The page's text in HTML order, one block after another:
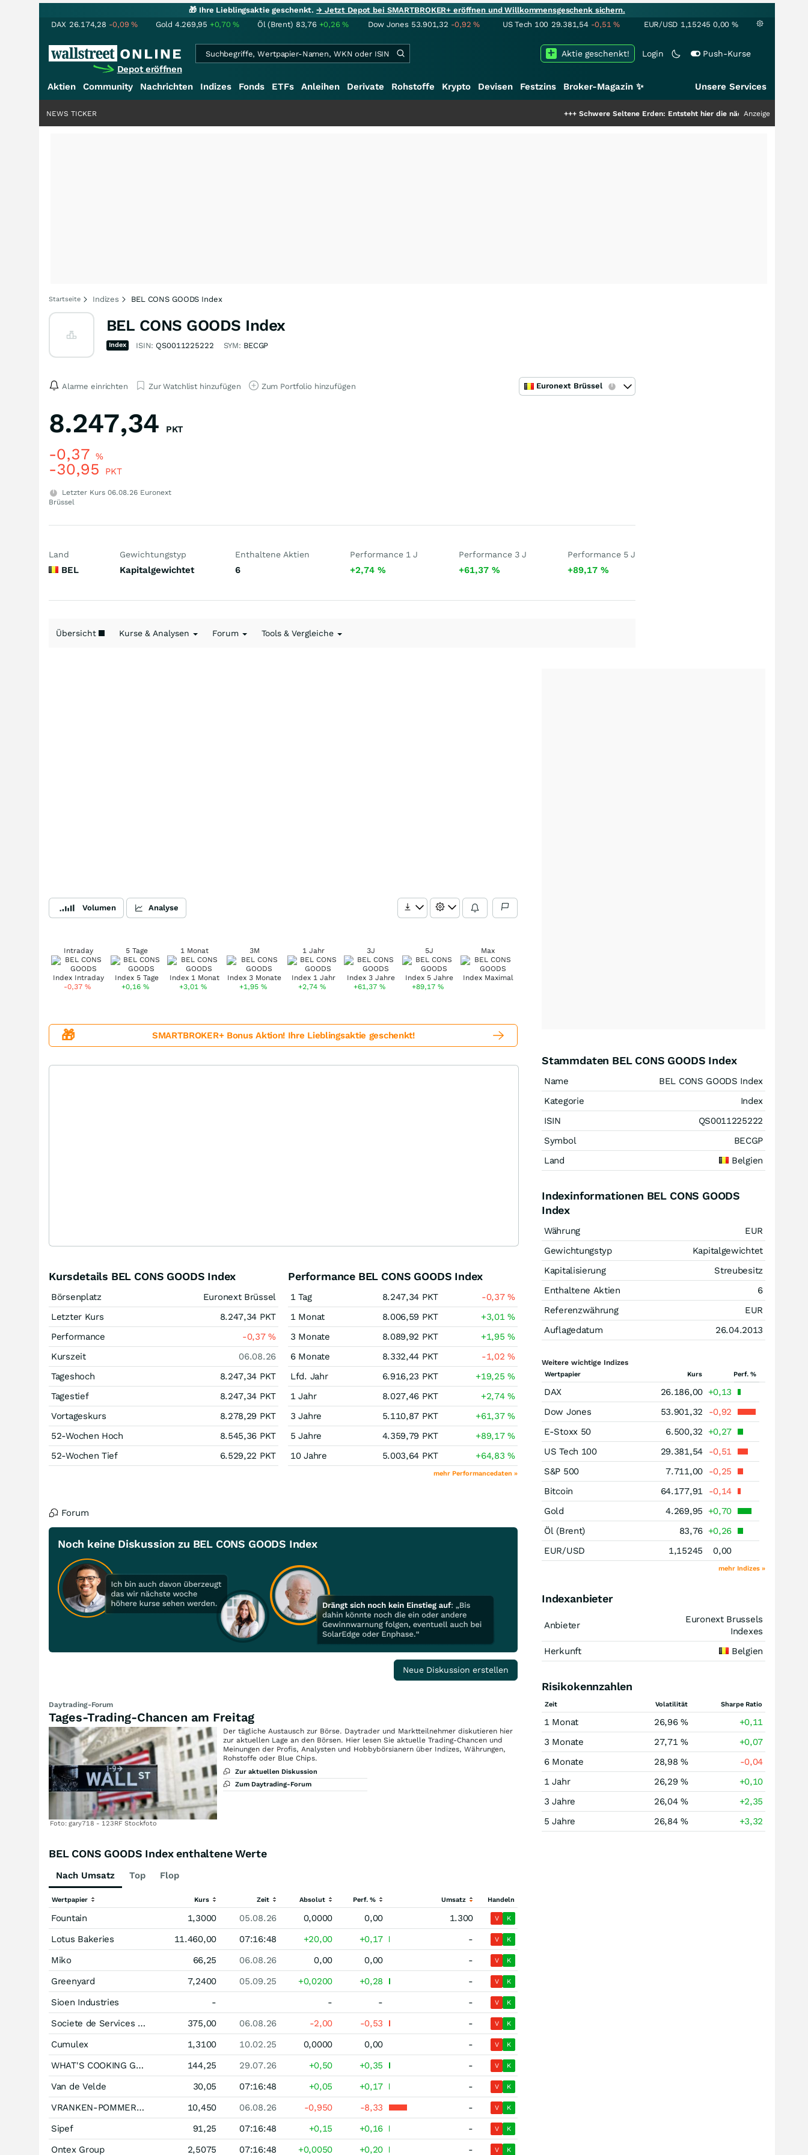
🎁 Ihre Lieblingsaktie geschenkt.→ Jetzt Depot bei SMARTBROKER+ eröffnen und Willkommensgeschenk sichern.
DAX 26.174,28 -0,09% Gold 4.269,95 +0,70% Öl (Brent) 83,76 +0,26% Dow Jones 53.901,32 -0,92% US Tech 100 29.381,54 -0,51% EUR/USD 1,15245 0,00 %
Depot eröffnen
Login Push-Kurse
Aktie geschenkt!
Aktien Community Nachrichten Indizes Fonds ETFs Anleihen Derivate Rohstoffe Krypto Devisen Festzins Broker-Magazin ✨ Unsere Services
Schwere Seltene Erden: Entsteht hier die nächste Milliardenstory?
Anzeige
NEWS TICKER
Startseite Indizes BEL CONS GOODS Index
BEL CONS GOODS Index
Index ISIN: QS0011225222 SYM: BECGP
Alarme einrichten Zur Watchlist hinzufügen Zum Portfolio hinzufügen Euronext Brüssel
8.247,34 PKT
-0,37 %
-30,95 PKT
Letzter Kurs 06.08.26 Euronext
Brüssel
Land
BEL
Gewichtungstyp
Kapitalgewichtet
Enthaltene Aktien
6
Performance 1 J
+2,74%
Performance 3 J
+61,37%
Performance 5 J
+89,17 %
Übersicht Kurse & Analysen Forum Tools & Vergleiche
Volumen Analyse
Intraday
-0,37%
5 Tage
+0,16%
1 Monat
+3,01%
3M
+1,95%
1 Jahr
+2,74%
3J
+61,37%
5J
+89,17%
Max
🎁 SMARTBROKER+ Bonus Aktion! Ihre Lieblingsaktie geschenkt!
Kursdetails BEL CONS GOODS Index
Börsenplatz
Euronext Brüssel
Letzter Kurs
8.247,34 PKT
Performance
-0,37%
Kurszeit
06.08.26
Tageshoch
8.247,34 PKT
Tagestief
8.247,34 PKT
Vortageskurs
8.278,29 PKT
52-Wochen Hoch
8.545,36 PKT
52-Wochen Tief
6.529,22 PKT
Performance BEL CONS GOODS Index
1 Tag 8.247,34 PKT -0,37%
1 Monat
8.006,59 PKT +3,01%
3 Monate
8.089,92 PKT +1,95%
6 Monate
8.332,44 PKT -1,02%
Lfd. Jahr
6.916,23 PKT +19,25%
1 Jahr
8.027,46 PKT +2,74%
3 Jahre
5.110,87 PKT +61,37%
5 Jahre
4.359,79 PKT +89,17%
10 Jahre
5.003,64 PKT +64,83%
mehr Performancedaten »
Forum
Noch keine Diskussion zu BEL CONS GOODS Index
Neue Diskussion erstellen
Daytrading-Forum
Tages-Trading-Chancen am Freitag
Foto: gary718 - 123RF Stockfoto
Der tägliche Austausch zur Börse. Daytrader und Marktteilnehmer diskutieren hier
zur aktuellen Lage an den Börsen. Hier lesen Sie aktuelle Trading-Chancen und
Meinungen der Profis, Analysten und Hobbybörsianern über Indizes, Währungen,
Rohstoffe oder Blue Chips.
Zur aktuellen Diskussion
Zum Daytrading-Forum
BEL CONS GOODS Index enthaltene Werte
Nach Umsatz Top Flop
Wertpapier Kurs Zeit Absolut Perf. % Umsatz Handeln
Fountain 1,3000 05.08.26 0,0000 0,00 1.300 V K
Lotus Bakeries 11.460,00 07:16:48 +20,00 +0,17 - V K
Miko 66,25 06.08.26 0,00 0,00 - V K
Greenyard 7,2400 05.09.25 +0,0200 +0,28 - V K
Sioen Industries - - - - V K
Societe de Services de Participations de Direction et d'Elaboration Spadel 375,00 06.08.26 -2,00 -0,53 - V K
Cumulex 1,3100 10.02.25 0,0000 0,00 - V K
WHAT'S COOKING GROUP NV/SA 144,25 29.07.26 +0,50 +0,35 - V K
Van de Velde 30,05 07:16:48 +0,05 +0,17 - V K
VRANKEN-POMMERY MONOPOLE 10,450 06.08.26 -0,950 -8,33 - V K
Sipef 91,25 07:16:48 +0,15 +0,16 - V K
Ontex Group 2,5075 07:16:48 +0,0050 +0,20 - V K
Stammdaten BEL CONS GOODS Index
Name
BEL CONS GOODS Index
Kategorie
Index
ISIN
QS0011225222
Symbol
BECGP
Land
Belgien
Indexinformationen BEL CONS GOODS
Index
Währung
EUR
Gewichtungstyp
Kapitalgewichtet
Kapitalisierung
Streubesitz
Enthaltene Aktien
6
Referenzwährung
EUR
Auflagedatum
26.04.2013
Weitere wichtige Indizes
Wertpapier Kurs Perf. %
DAX 26.186,00 +0,13
Dow Jones
53.901,32
-0,92
E-Stoxx 50
6.500,32
+0,27
US Tech 100
29.381,54
-0,51
S&P 500
7.711,00
-0,25
Bitcoin
64.177,91
-0,14
Gold
4.269,95
+0,70
Öl (Brent)
83,76 +0,26
EUR/USD
1,15245 0,00
mehr Indizes »
Indexanbieter
Anbieter
Euronext Brussels
Indexes
Herkunft
Belgien
Risikokennzahlen
Zeit Volatilität Sharpe Ratio
1 Monat 26,96 %
+0,11
3 Monate
27,71 %
+0,07
6 Monate
28,98 %
-0,04
1 Jahr
26,29 %
+0,10
3 Jahre
26,04 %
+2,35
5 Jahre
26,84 % +3,32